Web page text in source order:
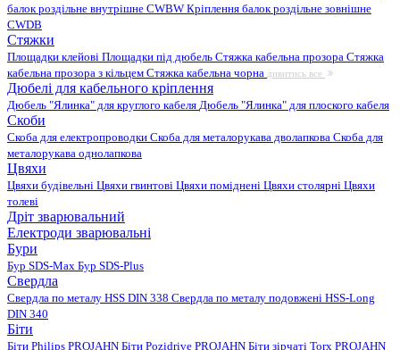
балок роздільне внутрішне CWBW Кріплення балок роздільне зовнішне
CWDB
Стяжки
Площадки клейові Площадки під дюбель Стяжка кабельна прозора Стяжка
кабельна прозора з кільцем Стяжка кабельна чорна дивитись все
Дюбелі для кабельного кріплення
Дюбель "Ялинка" для круглого кабеля Дюбель "Ялинка" для плоского кабеля
Скоби
Скоба для електропроводки Скоба для металорукава дволапкова Скоба для
металорукава однолапкова
Цвяхи
Цвяхи будівельні Цвяхи гвинтові Цвяхи поміднені Цвяхи столярні Цвяхи
толеві
Дріт зварювальний
Електроди зварювальні
Бури
Бур SDS-Max Бур SDS-Plus
Свердла
Свердла по металу HSS DIN 338 Свердла по металу подовжені HSS-Long
DIN 340
Біти
Біти Philips PROJAHN Біти Pozidrive PROJAHN Біти зірчаті Torx PROJAHN